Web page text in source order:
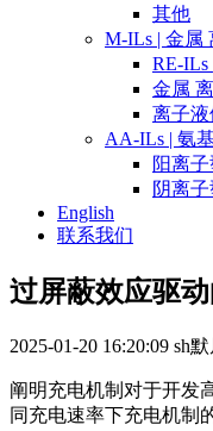
其他
M-ILs | 金属
RE-
金属
离子
AA-ILs | 氨
阳离
阴离
English
联系我们
过屏蔽效应驱
2025-01-20 16:20:09 sh
阐明充电机制对于开发
同充电速率下充电机制